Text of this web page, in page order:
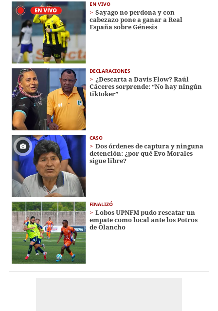
EN VIVO
Sayago no perdona y con
cabezazo pone a ganar a Real
España sobre Génesis
DECLARACIONES
¿Descarta a Davis Flow? Raúl
Cáceres sorprende: “No hay ningún
tiktoker”
CASO
Dos órdenes de captura y ninguna
detención: ¿por qué Evo Morales
sigue libre?
FINALIZÓ
Lobos UPNFM pudo rescatar un
empate como local ante los Potros
de Olancho